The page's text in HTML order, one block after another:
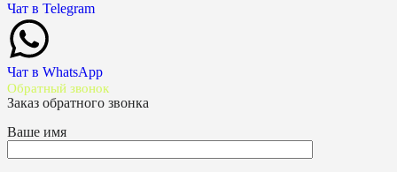
Чат в Telegram
Чат в WhatsApp
Обратный звонок
Заказ обратного звонка
Ваше имя